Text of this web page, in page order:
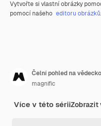
Vytvořte si vlastní obrázky
pomocí našeho editoru obrázků.
magnific
Více v této sériiZobrazit